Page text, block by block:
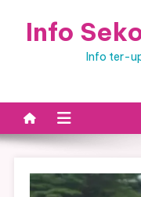
Info
Info ter-